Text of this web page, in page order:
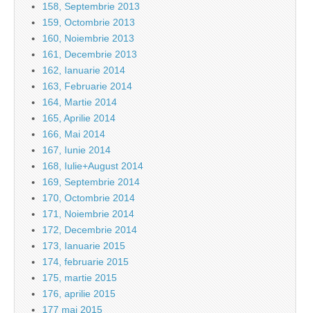
158, Septembrie 2013
159, Octombrie 2013
160, Noiembrie 2013
161, Decembrie 2013
162, Ianuarie 2014
163, Februarie 2014
164, Martie 2014
165, Aprilie 2014
166, Mai 2014
167, Iunie 2014
168, Iulie+August 2014
169, Septembrie 2014
170, Octombrie 2014
171, Noiembrie 2014
172, Decembrie 2014
173, Ianuarie 2015
174, februarie 2015
175, martie 2015
176, aprilie 2015
177 mai 2015